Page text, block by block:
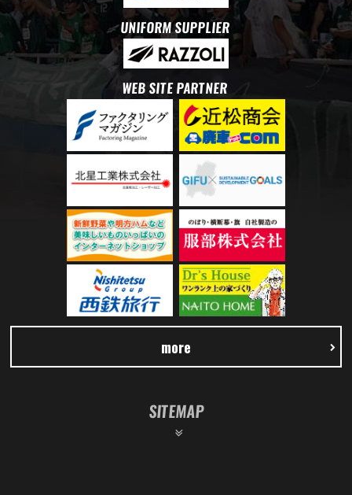
UNIFORM SUPPLIER
WEB SITE PARTNER
more
SITEMAP